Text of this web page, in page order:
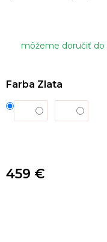
môžeme doručiť do
Farba Zlata
459 €